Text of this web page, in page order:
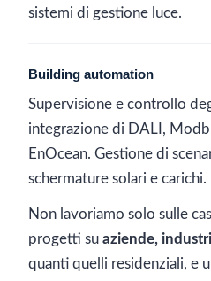
sistemi di gestione luce.
Building automation
Supervisione e controllo
integrazione di DALI,
EnOcean. Gestione di
schermature solari e carichi.
Non lavoriamo solo sulle
progetti su aziende,
quanti quelli residenziali, e